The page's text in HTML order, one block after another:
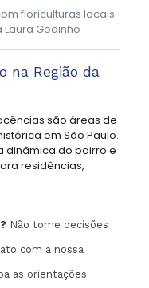
floriculturas locais
Godinho .
na Região da
são áreas de
em São Paulo.
dinâmica do bairro e
residências,
Não tome decisões
com a nossa
as orientações